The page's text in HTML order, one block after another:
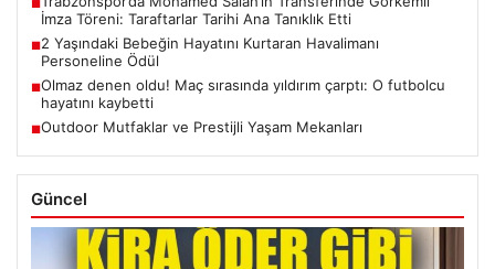
■
İmza Töreni: Taraftarlar Tarihi Ana Tanıklık Etti
■2 Yaşındaki Bebeğin Hayatını Kurtaran Havalimanı
Personeline Ödül
■Olmaz denen oldu! Maç sırasında yıldırım çarptı: O futbolcu
hayatını kaybetti
■Outdoor Mutfaklar ve Prestijli Yaşam Mekanları
Güncel